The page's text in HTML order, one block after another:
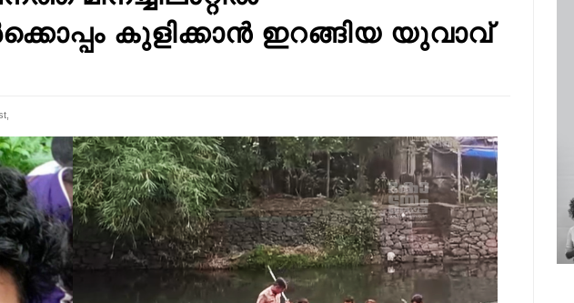
കുളിക്കാൻ ഇറങ്ങിയ യുവാവ്